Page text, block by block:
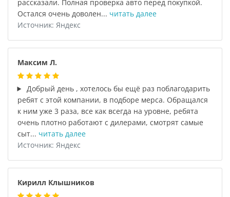
рассказали. Полная проверка авто перед покупкой.
Остался очень доволен... читать далее
Источник: Яндекс
Максим Л.
Добрый день , хотелось бы ещё раз поблагодарить
ребят с этой компании, в подборе мерса. Обращался
к ним уже 3 раза, все как всегда на уровне, ребята
очень плотно работают с дилерами, смотрят самые
сыт... читать далее
Источник: Яндекс
Кирилл Клышников